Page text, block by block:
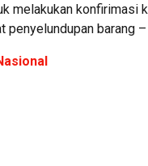
melakukan konfirimasi
barang